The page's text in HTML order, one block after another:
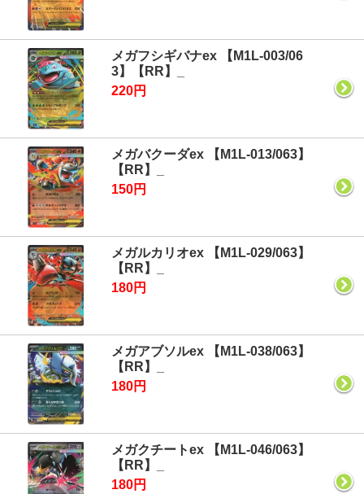
メガフシギバナex 【M1L-003/06
3】【RR】_
220円
メガバクーダex 【M1L-013/063】
【RR】_
150円
メガルカリオex 【M1L-029/063】
【RR】_
180円
メガアブソルex 【M1L-038/063】
【RR】_
180円
メガクチートex 【M1L-046/063】
【RR】_
180円